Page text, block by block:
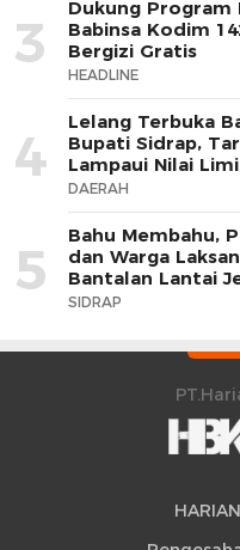
3
Dukung
Babinsa Kodim
Bergizi Gratis
HEADLINE
4
Lelang Terbuka
Bupati Sidrap,
Lampaui Nilai
DAERAH
5
Bahu Membahu,
dan Warga
Bantalan Lantai
Toro
SIDRAP